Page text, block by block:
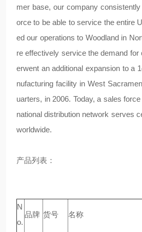
mer base, our company
orce to be able to service the entire
ed our operations to Woodland in
re effectively service the demand for
erwent an additional expansion to a
nufacturing facility in West
uarters, in 2006. Today, a sales
national distribution network serves
worldwide.
产品列表：
N
o.
品牌 货号 名称